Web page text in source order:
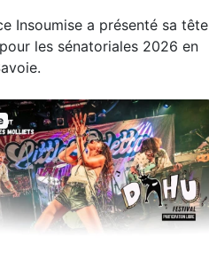
Insoumise a présenté sa tête
les sénatoriales 2026 en